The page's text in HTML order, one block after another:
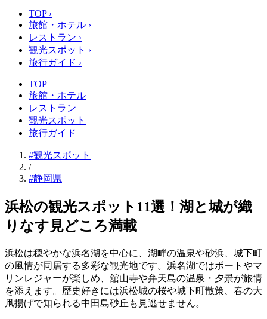
TOP ›
旅館・ホテル ›
レストラン ›
観光スポット ›
旅行ガイド ›
TOP
旅館・ホテル
レストラン
観光スポット
旅行ガイド
#観光スポット
/
#静岡県
浜松の観光スポット11選！湖と城が織
りなす見どころ満載
浜松は穏やかな浜名湖を中心に、湖畔の温泉や砂浜、城下町
の風情が同居する多彩な観光地です。浜名湖ではボートやマ
リンレジャーが楽しめ、舘山寺や弁天島の温泉・夕景が旅情
を添えます。歴史好きには浜松城の桜や城下町散策、春の大
凧揚げで知られる中田島砂丘も見逃せません。